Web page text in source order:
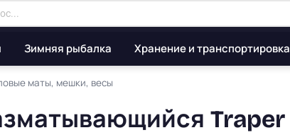
Зимняя рыбалка Хранение и транспортировка
маты, мешки, весы
Traper